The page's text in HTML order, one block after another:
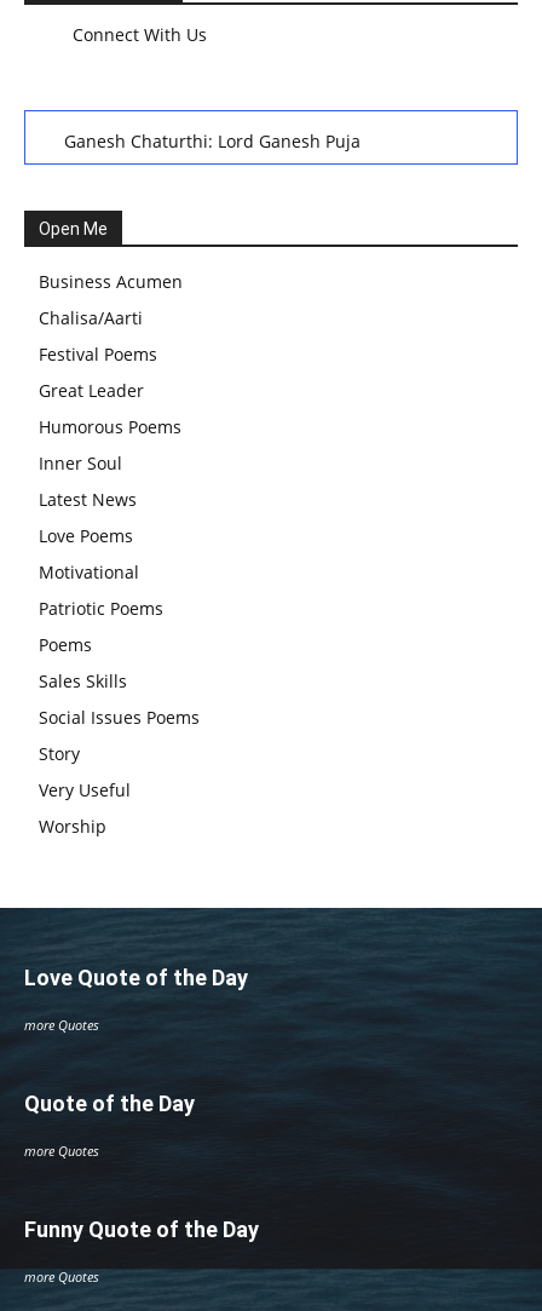
Connect With Us
Ganesh Chaturthi: Lord Ganesh Puja
Festival: A Celebration of Tradition and Womanhood
स्वामी अवधेशानंद जी गिरि के जीवन सूत्र:किन चीजों के कारण लोग अशांत
और असंतुलित रहते हैं?
आज का जीवन मंत्र:महिलाएं पुरुषों से श्रेष्ठ होती हैं, हमेशा उनका सम्मान
करना चाहिए और उन्हें पूजनीय दृष्टि से देखना चाहिए
वट सावित्री पूजा विधि और कथा:इस व्रत में सौलह श्रृंगार से सजती हैं
महिलाएं, करती हैं देवी सावित्री और बरगद की पूजा
CBSE 12वीं परीक्षा रद्द होने का असर:बच्चों को अब फोकस कॉम्पिटिटिव
एग्जाम पर करना चाहिए, तनाव लेने की जरूरत नहीं
Open Me
Business Acumen
Chalisa/Aarti
Festival Poems
Great Leader
Humorous Poems
Inner Soul
Latest News
Love Poems
Motivational
Patriotic Poems
Poems
Sales Skills
Social Issues Poems
Story
Very Useful
Worship
Love Quote of the Day
more Quotes
Quote of the Day
more Quotes
Funny Quote of the Day
more Quotes